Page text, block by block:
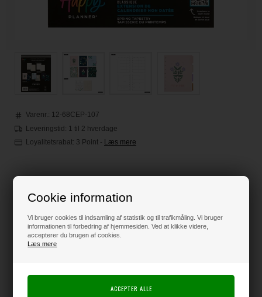
Cookie information
Vi bruger cookies til indsamling af statistik og til trafikmåling. Vi bruger
informationen til forbedring af hjemmesiden. Ved at klikke videre,
accepterer du brugen af cookies.
Læs mere
Varenr.: 12-68CEP-107
Leveringstid: 1 til 2 hverdage
Loyalitetsrabat: 3 Point - Læs mere
110,00DKK
Klik her for pris inkl. fragt